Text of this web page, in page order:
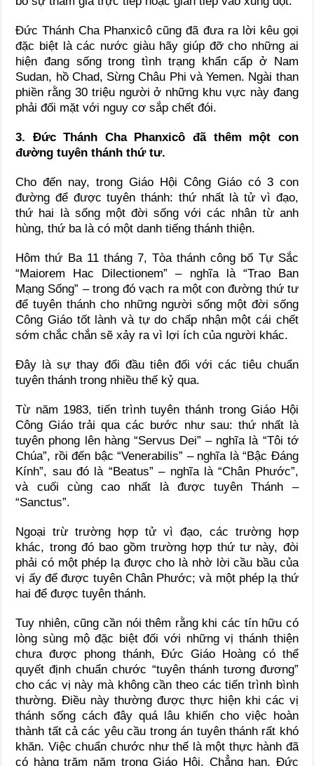
Đức Thánh Cha Phanxicô cũng đã đưa ra lời kêu gọi
đặc biệt là các nước giàu hãy giúp đỡ cho những ai
hiện đang sống trong tình trạng khẩn cấp ở Nam
Sudan, hồ Chad, Sừng Châu Phi và Yemen. Ngài than
phiền rằng 30 triệu người ở những khu vực này đang
phải đối mặt với nguy cơ sắp chết đói.
3. Đức Thánh Cha Phanxicô đã thêm một con
đường tuyên thánh thứ tư.
Cho đến nay, trong Giáo Hội Công Giáo có 3 con
đường để được tuyên thánh: thứ nhất là tử vì đạo,
thứ hai là sống một đời sống với các nhân từ anh
hùng, thứ ba là có một danh tiếng thánh thiện.
Hôm thứ Ba 11 tháng 7, Tòa thánh công bố Tự Sắc
“Maiorem Hac Dilectionem” – nghĩa là “Trao Ban
Mạng Sống” – trong đó vạch ra một con đường thứ tư
để tuyên thánh cho những người sống một đời sống
Công Giáo tốt lành và tự do chấp nhận một cái chết
sớm chắc chắn sẽ xảy ra vì lợi ích của người khác.
Đây là sự thay đổi đầu tiên đối với các tiêu chuẩn
tuyên thánh trong nhiều thế kỷ qua.
Từ năm 1983, tiến trình tuyên thánh trong Giáo Hội
Công Giáo trải qua các bước như sau: thứ nhất là
tuyên phong lên hàng “Servus Dei” – nghĩa là “Tôi tớ
Chúa”, rồi đến bậc “Venerabilis” – nghĩa là “Bậc Đáng
Kính”, sau đó là “Beatus” – nghĩa là “Chân Phước”,
và cuối cùng cao nhất là được tuyên Thánh –
“Sanctus”.
Ngoại trừ trường hợp tử vì đạo, các trường hợp
khác, trong đó bao gồm trường hợp thứ tư này, đòi
phải có một phép lạ được cho là nhờ lời cầu bầu của
vị ấy để được tuyên Chân Phước; và một phép lạ thứ
hai để được tuyên thánh.
Tuy nhiên, cũng cần nói thêm rằng khi các tín hữu có
lòng sùng mộ đặc biệt đối với những vị thánh thiện
chưa được phong thánh, Đức Giáo Hoàng có thể
quyết định chuẩn chước “tuyên thánh tương đương”
cho các vị này mà không cần theo các tiến trình bình
thường. Điều này thường được thực hiện khi các vị
thánh sống cách đây quá lâu khiến cho việc hoàn
thành tất cả các yêu cầu trong án tuyên thánh rất khó
khăn. Việc chuẩn chước như thế là một thực hành đã
có hàng trăm năm trong Giáo Hội. Chẳng hạn, Đức